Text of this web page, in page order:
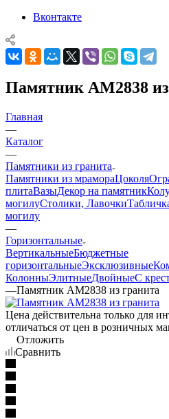
Вконтакте
Памятник AM2838
Главная
—
Каталог
—
Памятники из гранита
Памятники из мрамораЦоколя
плитаВазыДекор на памятник
могилуСтолики, Лавочки
могилу
—
Горизонтальные
ВертикальныеБюджетные
горизонтальныеЭксклюзивные
КолонныЭлитныеДвойныеС
—Памятник AM2838 из гранита
Цена действительна только для
отличаться от цен в розничных
Отложить
Сравнить